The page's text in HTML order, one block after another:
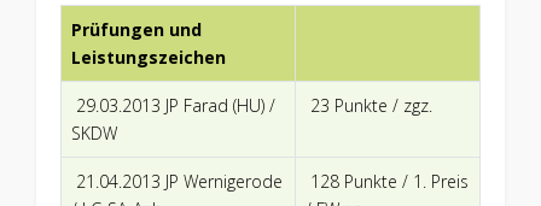
Prüfungen und
Leistungszeichen
29.03.2013 JP Farad (HU) /
SKDW
23 Punkte / zgz.
21.04.2013 JP Wernigerode
128 Punkte / 1. Preis